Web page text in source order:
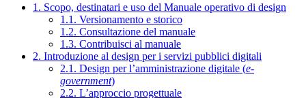
1. Scopo, destinatari e uso del Manuale operativo di design
1.1. Versionamento e storico
1.2. Consultazione del manuale
1.3. Contribuisci al manuale
2. Introduzione al design per i servizi pubblici digitali
2.1. Design per l’amministrazione digitale (e-
government)
2.2. L’approccio progettuale